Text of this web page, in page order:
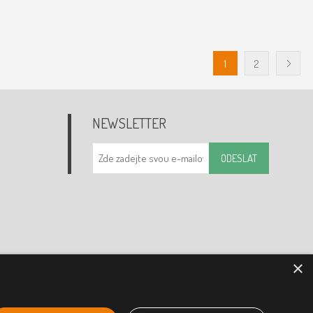
1 2
NEWSLETTER
ODESLAT
×